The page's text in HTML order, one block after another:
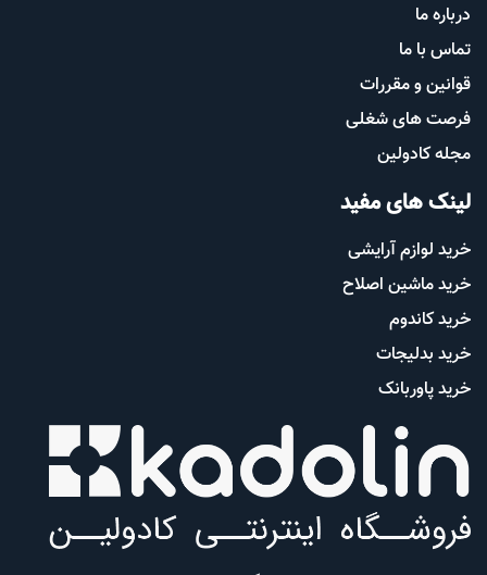
درباره ما
تماس با ما
قوانین و مقررات
فرصت های شغلی
مجله کادولین
لینک های مفید
خرید لوازم آرایشی
خرید ماشین اصلاح
خرید کاندوم
خرید بدلیجات
خرید پاوربانک